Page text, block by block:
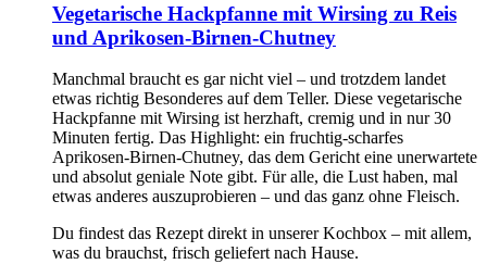
Vegetarische Hackpfanne mit Wirsing zu Reis
und Aprikosen-Birnen-Chutney
Manchmal braucht es gar nicht viel – und trotzdem landet
etwas richtig Besonderes auf dem Teller. Diese vegetarische
Hackpfanne mit Wirsing ist herzhaft, cremig und in nur 30
Minuten fertig. Das Highlight: ein fruchtig-scharfes
Aprikosen-Birnen-Chutney, das dem Gericht eine unerwartete
und absolut geniale Note gibt. Für alle, die Lust haben, mal
etwas anderes auszuprobieren – und das ganz ohne Fleisch.
Du findest das Rezept direkt in unserer Kochbox – mit allem,
was du brauchst, frisch geliefert nach Hause.